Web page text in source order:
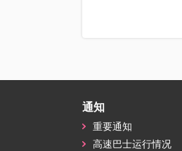
通知
重要通知
高速巴士运行情况